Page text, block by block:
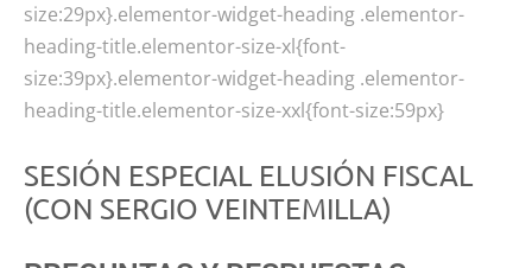
size:29px}.elementor-widget-heading .elementor-
heading-title.elementor-size-xl{font-
size:39px}.elementor-widget-heading .elementor-
heading-title.elementor-size-xxl{font-size:59px}
SESIÓN ESPECIAL ELUSIÓN FISCAL
(CON SERGIO VEINTEMILLA)